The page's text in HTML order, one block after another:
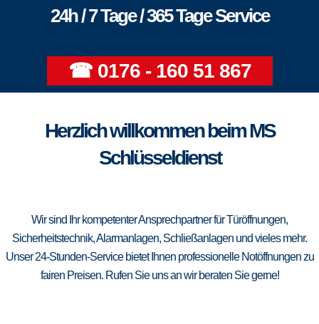
24h / 7 Tage / 365 Tage Service
☎ 0176 - 160 51 867
Herzlich willkommen beim MS
Schlüsseldienst
Wir sind Ihr kompetenter Ansprechpartner für Türöffnungen,
Sicherheitstechnik, Alarmanlagen, Schließanlagen und vieles mehr.
Unser 24-Stunden-Service bietet Ihnen professionelle Notöffnungen zu
fairen Preisen. Rufen Sie uns an wir beraten Sie gerne!